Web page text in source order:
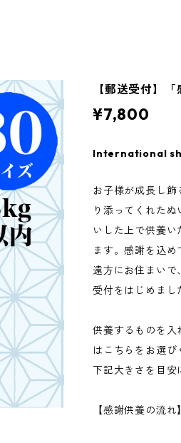
【郵送受付】
¥7,800
International
お子様が成長し
り添ってくれた
いした上で供養
ます。感謝を込め
遠方にお住まい
受付をはじめまし
供養するものを
はこちらをお選び
下記大きさを目安
【感謝供養の流れ】